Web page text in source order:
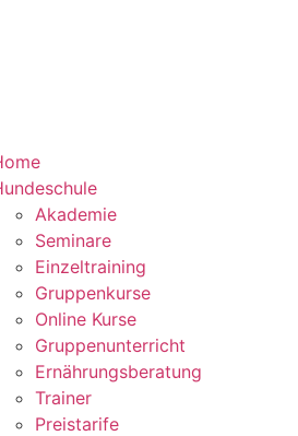
Akademie
Seminare
Einzeltraining
Gruppenkurse
Online Kurse
Gruppenunterricht
Ernährungsberatung
Trainer
Preistarife